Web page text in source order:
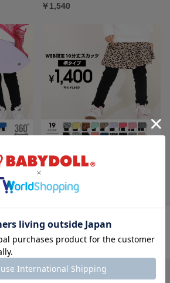
￥1,540
応可 WEB
6/19一部再販 【メール便】一部対応可 WEB
限定 スカート付きウルトラストレッチパンツ
[総柄] 10分丈スカッツ 7149K
￥1,540
<
1 2